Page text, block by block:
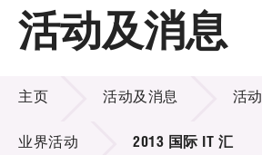
主页
关于LSCM
技术商品化
项目及资助计划
活动及消息
活动及消息
主页 活动及消息 活动
业界活动 2013 国际 IT 汇